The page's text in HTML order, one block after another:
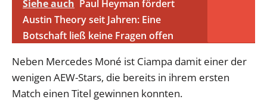
Siehe auch Paul Heyman fördert
Austin Theory seit Jahren: Eine
Botschaft ließ keine Fragen offen
Neben Mercedes Moné ist Ciampa damit einer der
wenigen AEW-Stars, die bereits in ihrem ersten
Match einen Titel gewinnen konnten.